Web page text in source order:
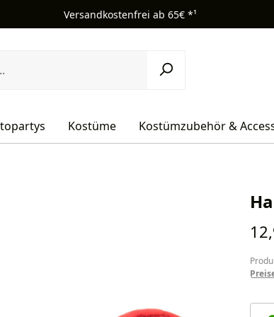
Versandkostenfrei ab 65€ *¹
Kostüme Kostümzubehör &